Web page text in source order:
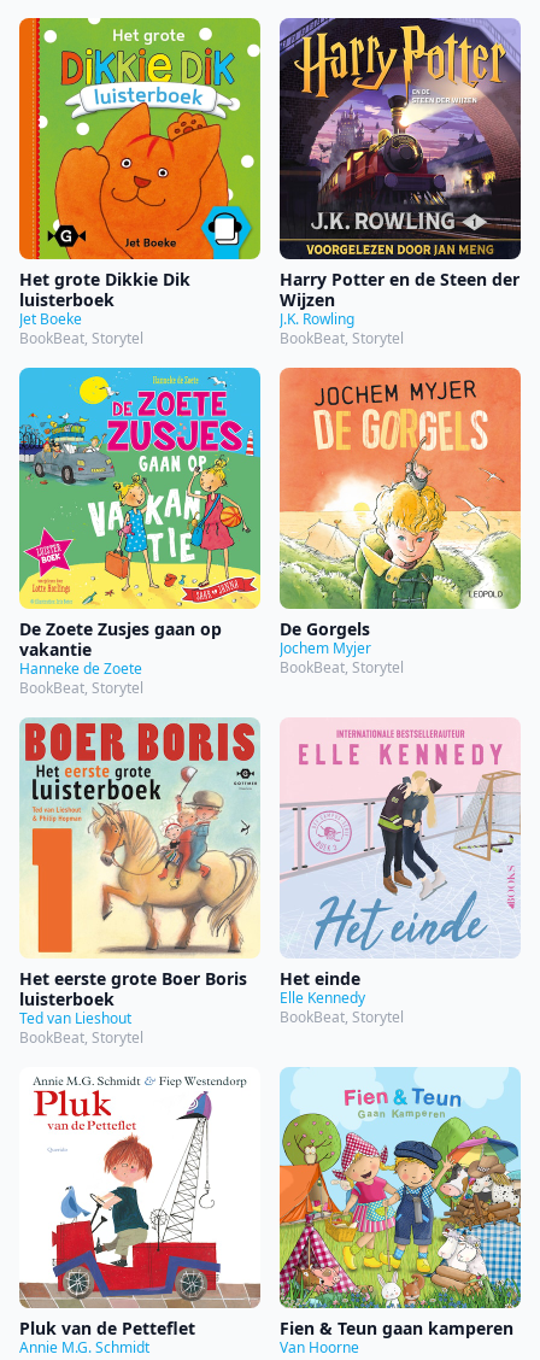
Het grote Dikkie Dik
luisterboek
Jet Boeke
BookBeat, Storytel
Harry Potter en de Steen der
Wijzen
J.K. Rowling
BookBeat, Storytel
De Zoete Zusjes gaan op
vakantie
Hanneke de Zoete
BookBeat, Storytel
De Gorgels
Jochem Myjer
BookBeat, Storytel
Het eerste grote Boer Boris
luisterboek
Ted van Lieshout
BookBeat, Storytel
Het einde
Elle Kennedy
BookBeat, Storytel
Pluk van de Petteflet
Annie M.G. Schmidt
Fien & Teun gaan kamperen
Van Hoorne